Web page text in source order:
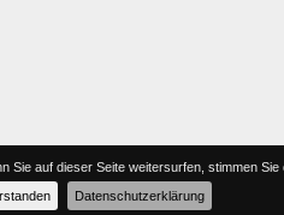
Sie auf dieser Seite weitersurfen, stimmen Sie
Datenschutzerklärung